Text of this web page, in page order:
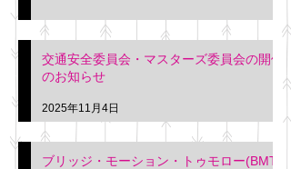
交通安全委員会・マスターズ委員会の開催
のお知らせ
2025年11月4日
ブリッジ・モーション・トゥモロー(BMT)